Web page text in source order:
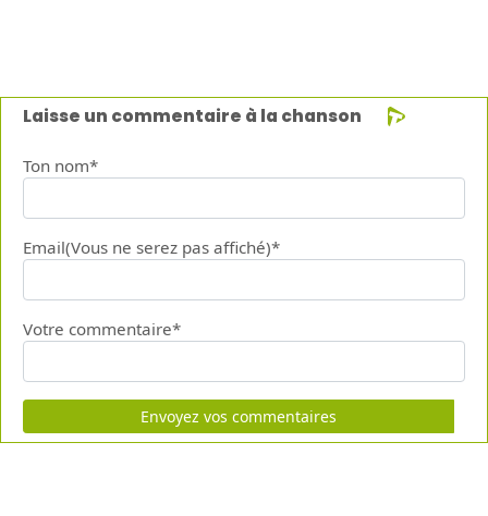
Laisse un commentaire à la chanson
Ton nom*
Email(Vous ne serez pas affiché)*
Votre commentaire*
Envoyez vos commentaires